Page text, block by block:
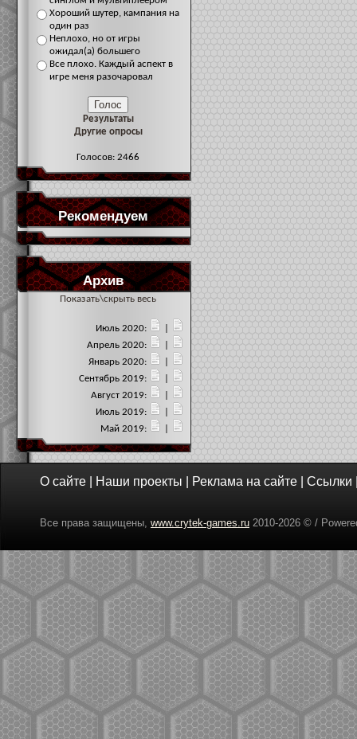
Хороший шутер, кампания на
один раз
Неплохо, но от игры
ожидал(а) большего
Все плохо. Каждый аспект в
игре меня разочаровал
Результаты
Другие опросы
Голосов: 2466
Рекомендуем
Архив
Показать\скрыть весь
Июль 2020:
Апрель 2020:
Январь 2020:
Сентябрь 2019:
Август 2019:
Июль 2019:
Май 2019:
О сайте Наши проекты Реклама на сайте Ссылки
Все права защищены, www.crytek-games.ru 2010-2026 © /